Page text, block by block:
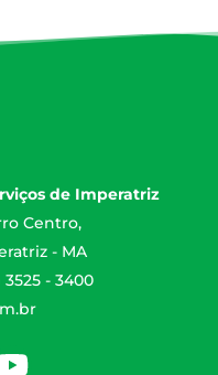
de Imperatriz
Centro,
- MA
- 3400